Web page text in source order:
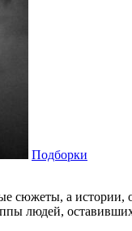
Подборки
сюжеты, а истории,
людей,